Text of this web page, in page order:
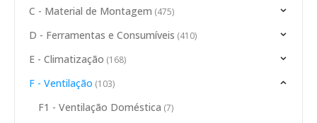
C - Material de Montagem (475)
D - Ferramentas e Consumíveis (410)
E - Climatização (168)
F - Ventilação (103)
F1 - Ventilação Doméstica (7)